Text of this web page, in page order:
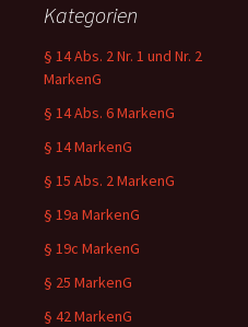
Kategorien
§ 14 Abs. 2 Nr. 1 und Nr. 2
MarkenG
§ 14 Abs. 6 MarkenG
§ 14 MarkenG
§ 15 Abs. 2 MarkenG
§ 19a MarkenG
§ 19c MarkenG
§ 25 MarkenG
§ 42 MarkenG